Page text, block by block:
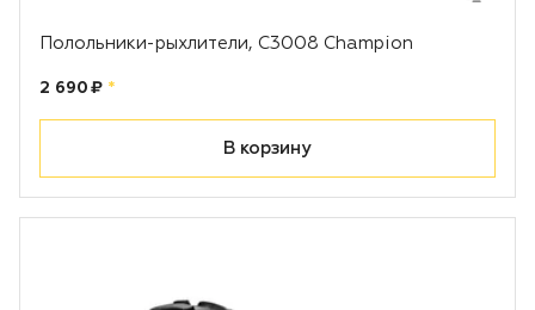
Полольники-рыхлители, С3008 Champion
Цена:
2 690 ₽ рублей
*
В корзину